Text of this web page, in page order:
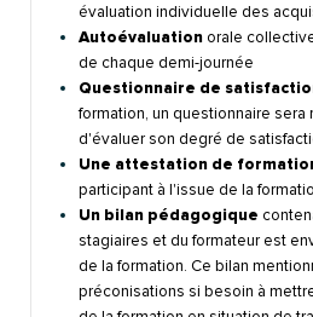
évaluation individuelle des
Autoévaluation orale
de chaque demi-journée
Questionnaire de
formation, un questionnaire sera
d'évaluer son degré de
Une attestation de
participant à l'issue de la
Un bilan pédagogique
stagiaires et du formateur est
de la formation. Ce bilan
préconisations si besoin à